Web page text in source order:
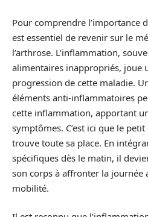
Pour comprendre l’importance
est essentiel de revenir sur le
l’arthrose. L’inflammation,
alimentaires inappropriés, joue
progression de cette maladie.
éléments anti-inflammatoires
cette inflammation, apportant
symptômes. C’est ici que le
trouve toute sa place. En
spécifiques dès le matin, il
son corps à affronter la journée
mobilité.